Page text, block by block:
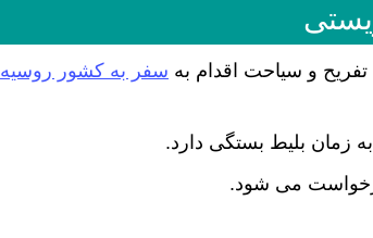
و سیاحت اقدام به سفر به کشور روسیه
می شود.